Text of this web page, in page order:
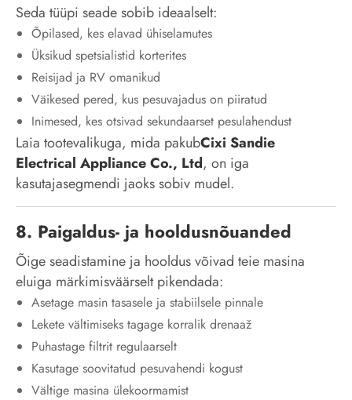
Seda tüüpi seade sobib ideaalselt:
Õpilased, kes elavad ühiselamutes
Üksikud spetsialistid korterites
Reisijad ja RV omanikud
Väikesed pered, kus pesuvajadus on piiratud
Inimesed, kes otsivad sekundaarset pesulahendust
Laia tootevalikuga, mida pakubCixi Sandie
Electrical Appliance Co., Ltd, on iga
kasutajasegmendi jaoks sobiv mudel.
8. Paigaldus- ja hooldusnõuanded
Õige seadistamine ja hooldus võivad teie masina
eluiga märkimisväärselt pikendada:
Asetage masin tasasele ja stabiilsele pinnale
Lekete vältimiseks tagage korralik drenaaž
Puhastage filtrit regulaarselt
Kasutage soovitatud pesuvahendi kogust
Vältige masina ülekoormamist